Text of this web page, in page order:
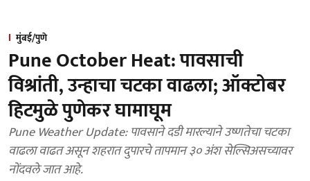
मुंबई/पुणे
Pune October Heat: पावसाची
विश्रांती, उन्हाचा चटका वाढला; ऑक्टोबर
हिटमुळे पुणेकर घामाघूम
Pune Weather Update: पावसाने दडी मारल्याने उष्णतेचा चटका
वाढला वाढत असून शहरात दुपारचे तापमान ३० अंश सेल्सिअसच्यावर
नोंदवले जात आहे.